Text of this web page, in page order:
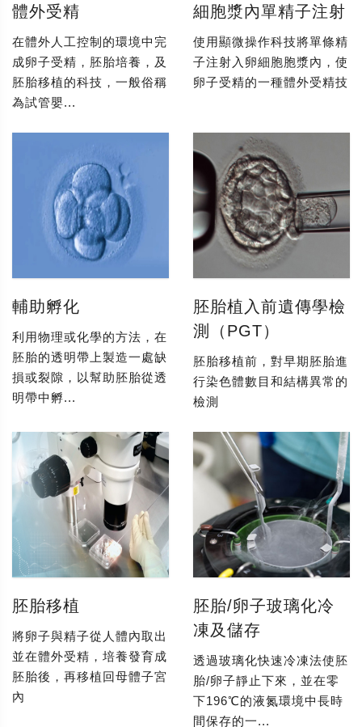
體外受精
在體外人工控制的環境中完
成卵子受精，胚胎培養，及
胚胎移植的科技，一般俗稱
為試管嬰...
細胞漿內單精子注射
使用顯微操作科技將單條精
子注射入卵細胞胞漿內，使
卵子受精的一種體外受精技
輔助孵化
利用物理或化學的方法，在
胚胎的透明帶上製造一處缺
損或裂隙，以幫助胚胎從透
明帶中孵...
胚胎植入前遺傳學檢
測（PGT）
胚胎移植前，對早期胚胎進
行染色體數目和結構異常的
檢測
胚胎移植
將卵子與精子從人體內取出
並在體外受精，培養發育成
胚胎後，再移植回母體子宮
內
胚胎/卵子玻璃化冷
凍及儲存
透過玻璃化快速冷凍法使胚
胎/卵子靜止下來，並在零
下196℃的液氮環境中長時
間保存的一...